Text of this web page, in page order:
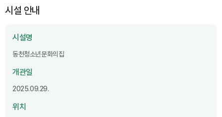
시설 안내
시설명
동천청소년문화의집
개관일
2025.09.29.
위치